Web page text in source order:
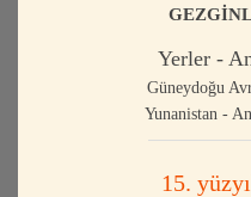
Yerler -
Güneydoğu
Yunanistan -
15.